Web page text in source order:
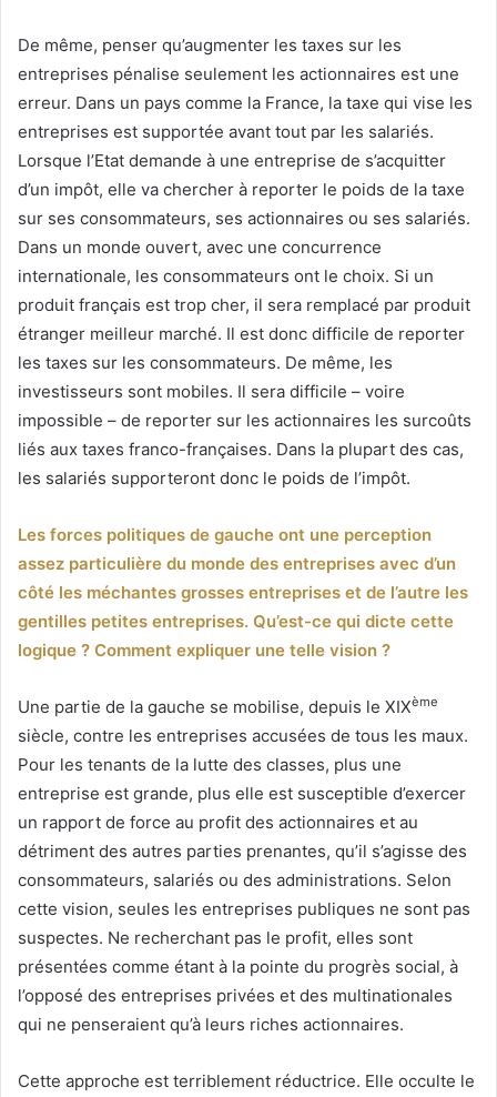
De même, penser qu’augmenter les taxes sur les
entreprises pénalise seulement les actionnaires est une
erreur. Dans un pays comme la France, la taxe qui vise les
entreprises est supportée avant tout par les salariés.
Lorsque l’Etat demande à une entreprise de s’acquitter
d’un impôt, elle va chercher à reporter le poids de la taxe
sur ses consommateurs, ses actionnaires ou ses salariés.
Dans un monde ouvert, avec une concurrence
internationale, les consommateurs ont le choix. Si un
produit français est trop cher, il sera remplacé par produit
étranger meilleur marché. Il est donc difficile de reporter
les taxes sur les consommateurs. De même, les
investisseurs sont mobiles. Il sera difficile – voire
impossible – de reporter sur les actionnaires les surcoûts
liés aux taxes franco-françaises. Dans la plupart des cas,
les salariés supporteront donc le poids de l’impôt.
Les forces politiques de gauche ont une perception
assez particulière du monde des entreprises avec d’un
côté les méchantes grosses entreprises et de l’autre les
gentilles petites entreprises. Qu’est-ce qui dicte cette
logique ? Comment expliquer une telle vision ?
Une partie de la gauche se mobilise, depuis le XIXème
siècle, contre les entreprises accusées de tous les maux.
Pour les tenants de la lutte des classes, plus une
entreprise est grande, plus elle est susceptible d’exercer
un rapport de force au profit des actionnaires et au
détriment des autres parties prenantes, qu’il s’agisse des
consommateurs, salariés ou des administrations. Selon
cette vision, seules les entreprises publiques ne sont pas
suspectes. Ne recherchant pas le profit, elles sont
présentées comme étant à la pointe du progrès social, à
l’opposé des entreprises privées et des multinationales
qui ne penseraient qu’à leurs riches actionnaires.
Cette approche est terriblement réductrice. Elle occulte le